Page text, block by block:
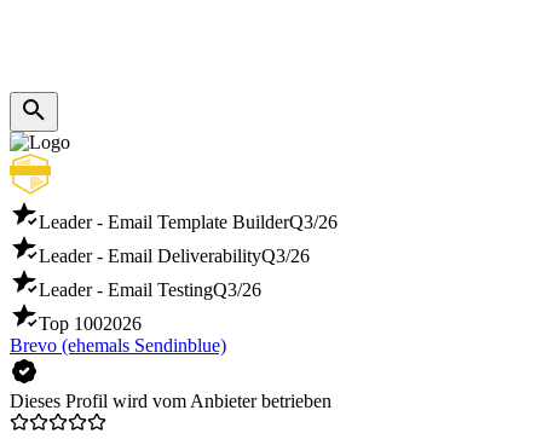
Leader - Email Template BuilderQ3/26
Leader - Email DeliverabilityQ3/26
Leader - Email TestingQ3/26
Top 1002026
Brevo (ehemals Sendinblue)
Dieses Profil wird vom Anbieter betrieben